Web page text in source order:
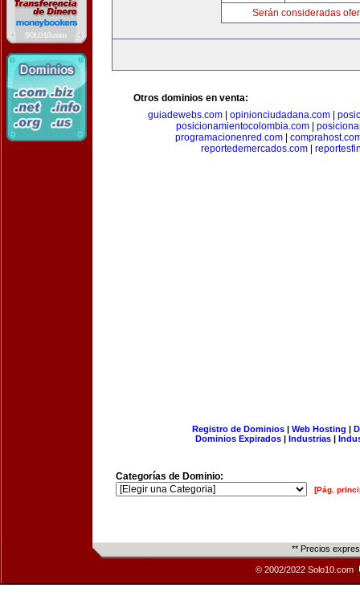
Serán consideradas
Otros dominios en venta:
guiadewebs.com
opinionciudadana.com
posicionamientocolombia.com|
programacionenred.com
reportedemercados.com|
Registro de Dominios| Web Hosting |
Dominios Expirados | Industrias |
Categorías de Dominio:
[Pág.
** Precios
© 2002/2022 Solo10.com